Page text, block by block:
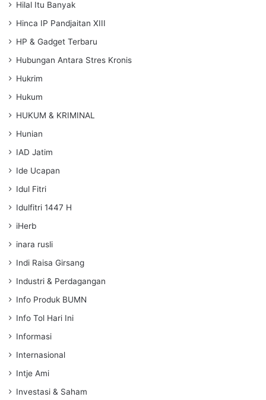
Hilal Itu Banyak
Hinca IP Pandjaitan XIII
HP & Gadget Terbaru
Hubungan Antara Stres Kronis
Hukrim
Hukum
HUKUM & KRIMINAL
Hunian
IAD Jatim
Ide Ucapan
Idul Fitri
Idulfitri 1447 H
iHerb
inara rusli
Indi Raisa Girsang
Industri & Perdagangan
Info Produk BUMN
Info Tol Hari Ini
Informasi
Internasional
Intje Ami
Investasi & Saham